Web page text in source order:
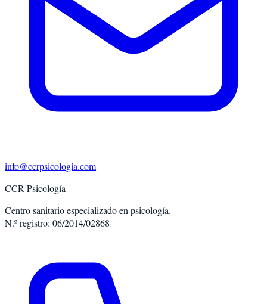
info@ccrpsicologia.com
CCR Psicología
Centro sanitario especializado en psicología.
N.º registro: 06/2014/02868